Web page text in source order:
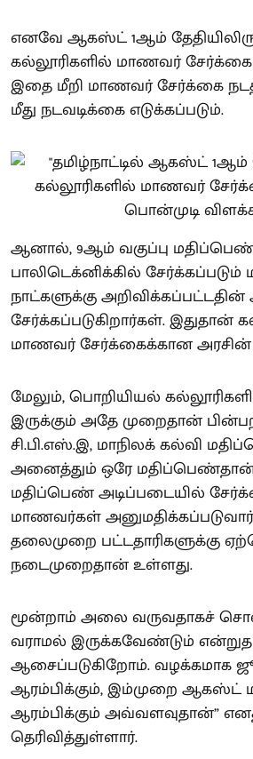
எனவே ஆகஸ்ட் 1ஆம்
கல்லூரிகளில் மாணவர்
இதை மீறி மாணவர் சேர்க்கை
மீது நடவடிக்கை எடுக்கப்படும்.
ஆனால், 9ஆம் வகுப்பு
பாலிடெக்னிக்கில்
நாட்களுக்கு
சேர்க்கப்படுகிறார்கள். இதுதான்
மாணவர் சேர்க்கைக்கான அரசின்
மேலும், பொறியியல்
இருக்கும் அதே முறைதான்
சி.பி.எஸ்.இ, மாநிலக் கல்வி
அனைத்தும் ஒரே
மதிப்பெண் அடிப்படையில்
மாணவர்கள்
தலைமுறை பட்டதாரிகளுக்கு
நடைமுறைதான் உள்ளது.
மூன்றாம் அலை வருவதாகச்
வராமல் இருக்கவேண்டும்
ஆசைப்படுகிறோம். வழக்கமாக
ஆரம்பிக்கும், இம்முறை ஆகஸ்ட்
ஆரம்பிக்கும் அவ்வளவுதான்”
தெரிவித்துள்ளார்.